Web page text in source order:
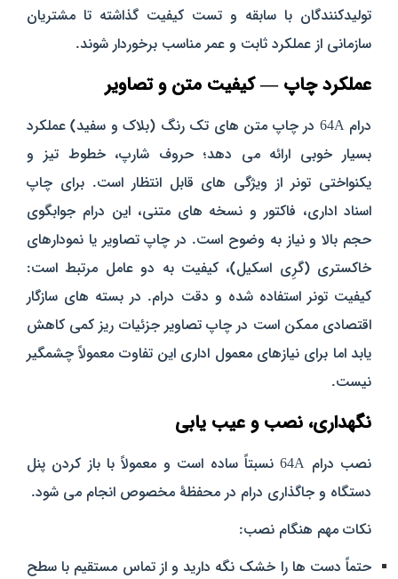
تولیدکنندگان با سابقه و تست کیفیت گذاشته تا مشتریان
سازمانی از عملکرد ثابت و عمر مناسب برخوردار شوند.
عملکرد چاپ — کیفیت متن و تصاویر
درام 64A در چاپ متن‌ های تک‌ رنگ (بلاک و سفید) عملکرد
بسیار خوبی ارائه می‌ دهد؛ حروف شارپ، خطوط تیز و
یکنواختی تونر از ویژگی‌ های قابل‌ انتظار است. برای چاپ
اسناد اداری، فاکتور و نسخه‌ های متنی، این درام جوابگوی
حجم بالا و نیاز به وضوح است. در چاپ تصاویر یا نمودارهای
خاکستری (گرِی‌ اسکیل)، کیفیت به دو عامل مرتبط است:
کیفیت تونر استفاده‌ شده و دقت درام. در بسته‌ های سازگار
اقتصادی ممکن است در چاپ تصاویر جزئیات ریز کمی کاهش
یابد اما برای نیازهای معمول اداری این تفاوت معمولاً چشمگیر
نیست.
نگهداری، نصب و عیب‌ یابی
نصب درام 64A نسبتاً ساده است و معمولاً با باز کردن پنل
دستگاه و جاگذاری درام در محفظهٔ مخصوص انجام می‌ شود.
نکات مهم هنگام نصب:
حتماً دست‌ ها را خشک نگه دارید و از تماس مستقیم با سطح